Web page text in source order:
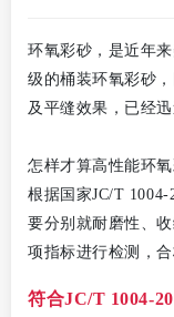
环氧彩砂，是近年
级的桶装环氧彩砂
及平缝效果，已经
怎样才算高性能环
根据国家JC/T
要分别就耐磨性、
项指标进行检测，合
符合JC/T 1004-